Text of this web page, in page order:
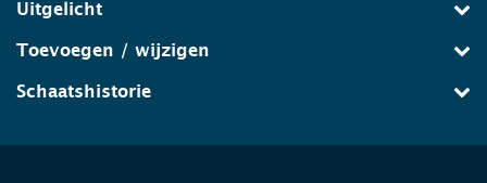
Uitgelicht
Toevoegen / wijzigen
Schaatshistorie